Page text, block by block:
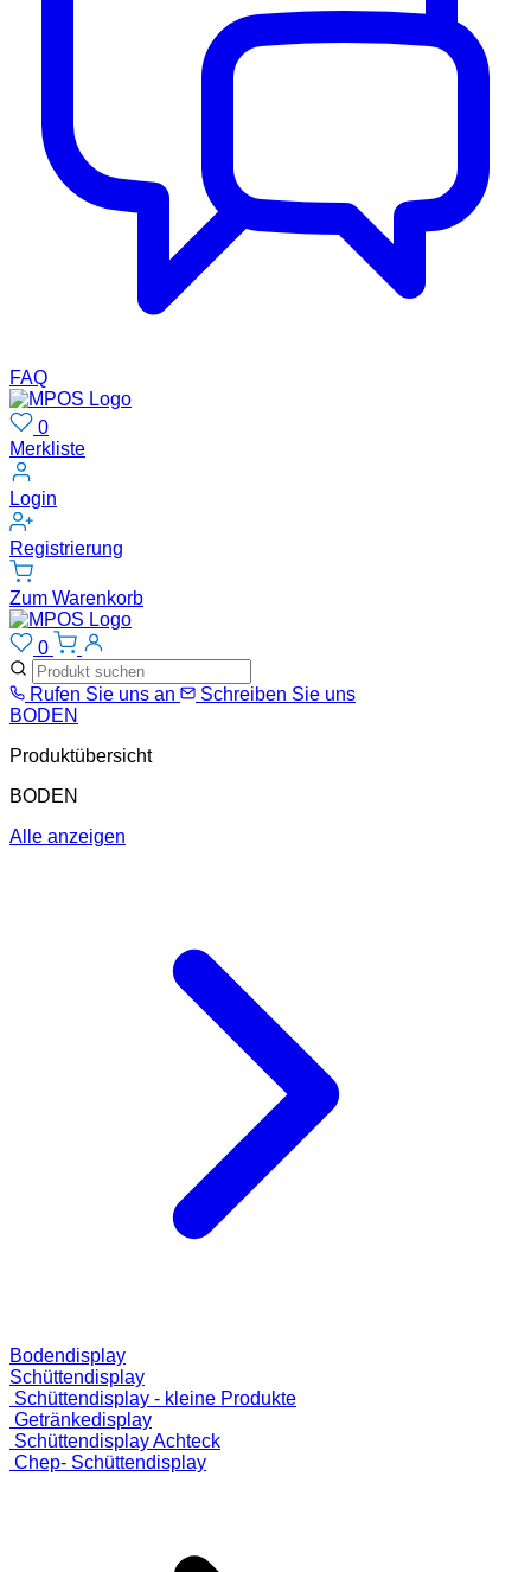
FAQ
0
Merkliste
Login
Registrierung
Zum Warenkorb
0
Rufen Sie uns an
Schreiben Sie uns
BODEN
Produktübersicht
BODEN
Alle anzeigen
Bodendisplay
Schüttendisplay
Schüttendisplay - kleine Produkte
Getränkedisplay
Schüttendisplay Achteck
Chep- Schüttendisplay